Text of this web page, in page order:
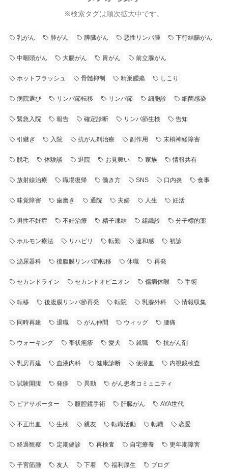
※検索タグは順次拡大中です。
乳がん 肺がん 膵臓がん 悪性リンパ腫 下行結腸がん
中咽頭がん 大腸がん 胃がん 前立腺がん
ホットフラッシュ 骨髄抑制 精巣腫瘍 しこり
病院選び リンパ節転移 リンパ節 細胞診 細菌感染
緊急入院 報告 確定診断 リンパ節生検 告知
引継ぎ 入院 抗がん剤治療 副作用 末梢神経障害
脱毛 体験談 退院 お見舞い 家族 情報共有
放射線治療 職場復帰 働き方 SNS 口内炎 食事
味覚障害 歯磨き 通院 夫婦 人生 妊活
男性不妊症 不妊治療 精子凍結 組織診 分子標的薬
ホルモン療法 リハビリ 転勤 違和感 初診
泌尿器科 後腹膜リンパ節転移 休職 再発
セカンドライン セカンドオピニオン 傷病休暇 手術
転移 後腹膜リンパ節再発 転院 乳腺外科 情報収集
同時再建 退職 がん仲間 ウィッグ 腰痛
ウォーキング 帯状疱疹 愛犬 就職 抗がん剤
乳房再建 血液内科 健康診断 便潜血 内視鏡検査
試験開腹 発疹 異動 がん患者コミュニティ
ピアサポーター 腹腔鏡手術 肝臓がん AYA世代
不正出血 生検 親友 転職活動 転職 恋愛
経過観察 定期健診 再検査 自宅療養 更年期障害
子宮筋腫 友人 下着 福利厚生 ブログ